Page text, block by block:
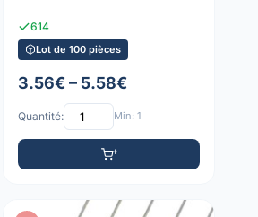
614
Lot de 100 pièces
3.56€ – 5.58€
Quantité: Min: 1